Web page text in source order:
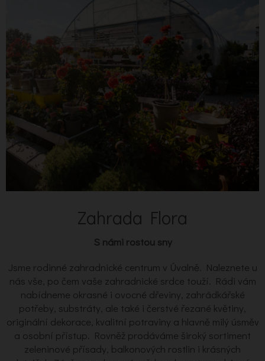
Zahrada Flora
S námi rostou sny
Jsme rodinné zahradnické centrum v Úvalně. Naleznete u
nás vše, po čem vaše zahradnické srdce touží. Rádi vám
nabídneme okrasné i ovocné dřeviny, zahrádkářské
potřeby, substráty, ale také i čerstvé řezané květiny,
originální dekorace, kvalitní potraviny a hlavně milý úsměv
a osobní přístup. Rovněž prodáváme široký sortiment
zeleninové přísady, balkonových rostlin i krásných